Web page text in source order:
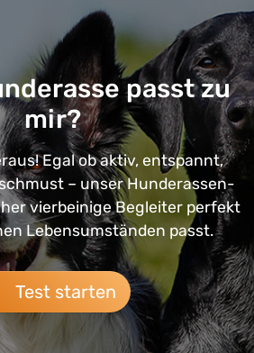
passt zu
mir?
Egal ob aktiv, entspannt,
– unser Hunderassen-
vierbeinige Begleiter perfekt
Lebensumständen passt.
Test starten